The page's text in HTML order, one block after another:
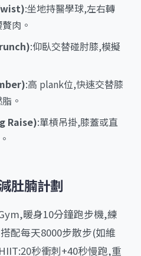
:坐地持醫學球,左右轉
肉。
:仰臥交替碰肘膝,模擬
:高 plank位,快速交替膝
。
Raise):單槓吊掛,膝蓋或直
肚腩計劃
暖身10分鐘跑步機,練
配每天8000步散步(如維
秒衝刺+40秒慢跑,重